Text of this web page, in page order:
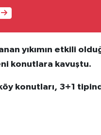
yıkımın etkili
konutlara kavuştu.
konutları, 3+1